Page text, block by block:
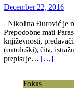
December 22, 2016
Nikolina Đurović je
Prepodobne mati
književnosti,
(ontološki), čita,
prepisuje… […]
Fokus